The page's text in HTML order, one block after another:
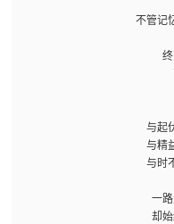
不管记
与起
与精
与时
一
却